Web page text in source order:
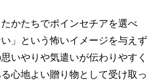
かたちでポインセチアを選べ
」という怖いイメージを与えず
いやりや気遣いが伝わりやすく
心地よい贈り物として受け取っ